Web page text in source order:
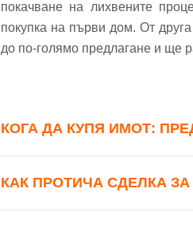
покачване на лихвените
покупка на първи дом. От
до по-голямо предлагане и ще
КОГА ДА КУПЯ ИМОТ:
КАК ПРОТИЧА СДЕЛКА